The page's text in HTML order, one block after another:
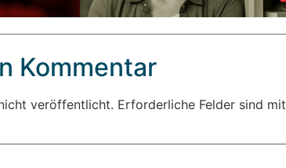
Kommentar
veröffentlicht. Erforderliche Felder sind mit